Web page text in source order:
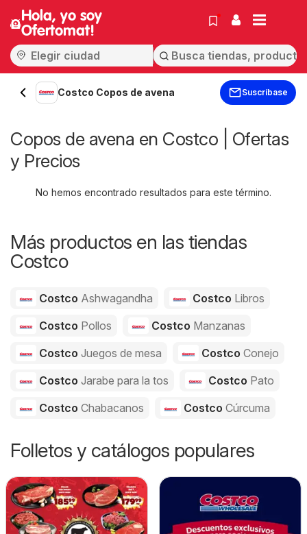
Hola, yo soy
Ofertomat!
Costco Copos de avena Suscríbase
Copos de avena en Costco | Ofertas
y Precios
No hemos encontrado resultados para este término.
Más productos en las tiendas
Costco
Costco Ashwagandha Costco Libros
Costco Pollos Costco Manzanas
Costco Juegos de mesa Costco Conejo
Costco Jarabe para la tos Costco Pato
Costco Chabacanos Costco Cúrcuma
Folletos y catálogos populares